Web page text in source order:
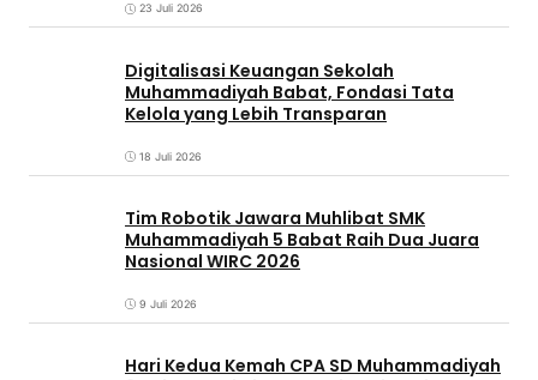
23 Juli 2026
Digitalisasi Keuangan Sekolah
Muhammadiyah Babat, Fondasi Tata
Kelola yang Lebih Transparan
18 Juli 2026
Tim Robotik Jawara Muhlibat SMK
Muhammadiyah 5 Babat Raih Dua Juara
Nasional WIRC 2026
9 Juli 2026
‎Hari Kedua Kemah CPA SD Muhammadiyah